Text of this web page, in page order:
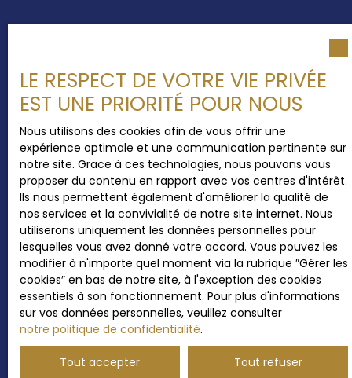
LE RESPECT DE VOTRE VIE PRIVÉE
EST UNE PRIORITÉ POUR NOUS
Nous utilisons des cookies afin de vous offrir une
expérience optimale et une communication pertinente sur
notre site. Grace à ces technologies, nous pouvons vous
proposer du contenu en rapport avec vos centres d'intérêt.
Ils nous permettent également d'améliorer la qualité de
nos services et la convivialité de notre site internet. Nous
utiliserons uniquement les données personnelles pour
lesquelles vous avez donné votre accord. Vous pouvez les
modifier à n'importe quel moment via la rubrique ″Gérer les
cookies″ en bas de notre site, à l'exception des cookies
essentiels à son fonctionnement. Pour plus d'informations
sur vos données personnelles, veuillez consulter
notre politique de confidentialité.
Tout accepter Tout refuser